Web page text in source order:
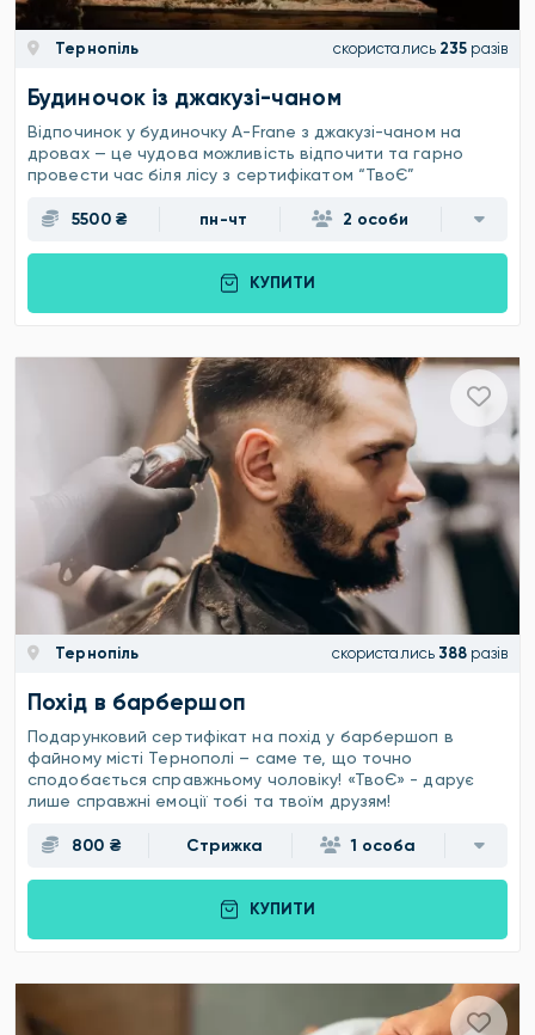
Тернопіль скористались 235 разів
Будиночок із джакузі-чаном
Відпочинок у будиночку A-Frane з джакузі-чаном на
дровах — це чудова можливість відпочити та гарно
провести час біля лісу з сертифікатом “ТвоЄ”
5500 ₴ пн-чт 2 особи
КУПИТИ
Тернопіль скористались 388 разів
Похід в барбершоп
Подарунковий сертифікат на похід у барбершоп в
файному місті Тернополі – саме те, що точно
сподобається справжньому чоловіку! «ТвоЄ» - дарує
лише справжні емоції тобі та твоїм друзям!
800 ₴ Стрижка 1 особа
КУПИТИ